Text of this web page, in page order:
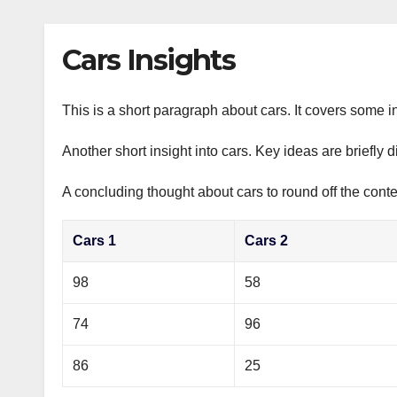
Cars Insights
This is a short paragraph about cars. It covers some
Another short insight into cars. Key ideas are briefly
A concluding thought about cars to round off the
Cars 1 Cars 2
98 58
74 96
86 25